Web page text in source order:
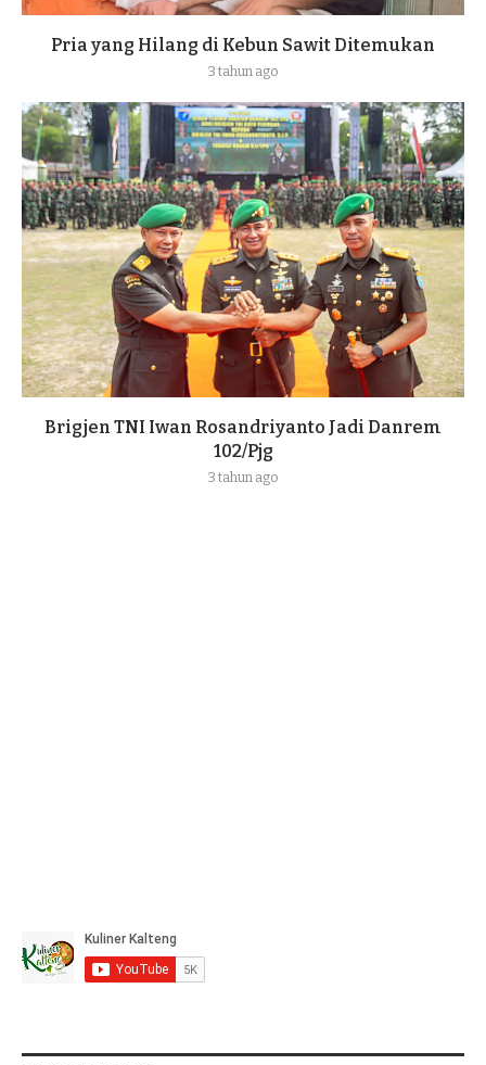
Pria yang Hilang di Kebun Sawit Ditemukan
3 tahun ago
Brigjen TNI Iwan Rosandriyanto Jadi Danrem
102/Pjg
3 tahun ago